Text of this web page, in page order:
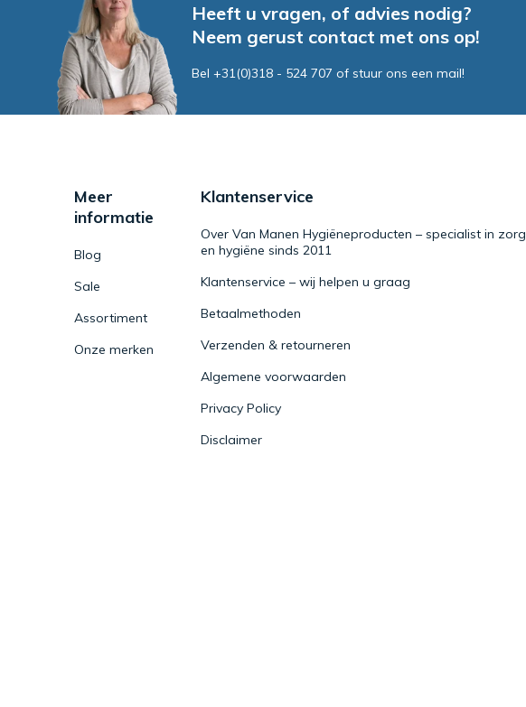
Heeft u vragen, of advies nodig?
Neem gerust contact met ons op!
Bel +31(0)318 - 524 707 of stuur ons een mail!
Meer
informatie
Blog
Sale
Assortiment
Onze merken
Klantenservice
Over Van Manen Hygiëneproducten – specialist in zorg
en hygiëne sinds 2011
Klantenservice – wij helpen u graag
Betaalmethoden
Verzenden & retourneren
Algemene voorwaarden
Privacy Policy
Disclaimer